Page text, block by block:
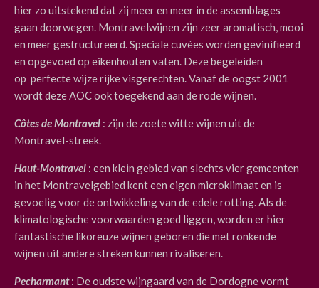
hier zo uitstekend dat zij meer en meer in de assemblages
gaan doorwegen. Montravelwijnen zijn zeer aromatisch, mooi
en meer gestructureerd. Speciale cuvées worden gevinifieerd
en opgevoed op eikenhouten vaten. Deze begeleiden
op perfecte wijze rijke visgerechten. Vanaf de oogst 2001
wordt deze AOC ook toegekend aan de rode wijnen.
Côtes de Montravel : zijn de zoete witte wijnen uit de
Montravel-streek.
Haut-Montravel : een klein gebied van slechts vier gemeenten
in het Montravelgebied kent een eigen microklimaat en is
gevoelig voor de ontwikkeling van de edele rotting. Als de
klimatologische voorwaarden goed liggen, worden er hier
fantastische likoreuze wijnen geboren die met ronkende
wijnen uit andere streken kunnen rivaliseren.
Pecharmant: De oudste wijngaard van de Dordogne vormt